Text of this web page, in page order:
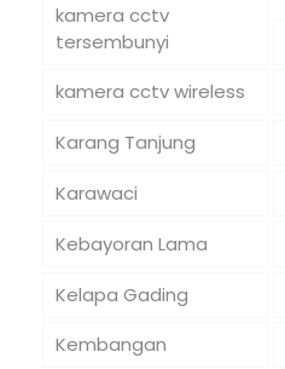
kamera cctv
tersembunyi
kamera cctv wireless
Karang Tanjung
Karawaci
Kebayoran Lama
Kelapa Gading
Kembangan